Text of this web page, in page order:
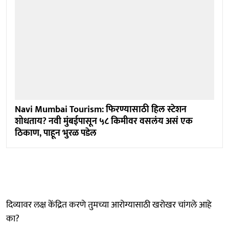
Navi Mumbai Tourism: फिरण्यासाठी हिल स्टेशन
शोधताय? नवी मुंबईपासून ५८ किमीवर वसलंय असं एक
ठिकाण, पाहून भुरळ पडेल
दिव्यावर लक्ष केंद्रित करणे तुमच्या आरोग्यासाठी खरोखर चांगले आहे
का?